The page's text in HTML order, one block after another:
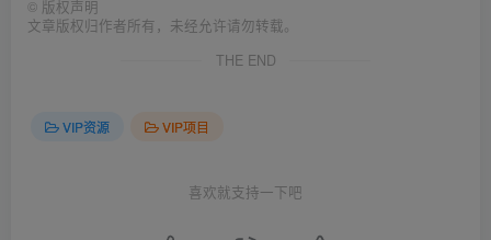
© 版权声明
文章版权归作者所有，未经允许请勿转载。
THE END
VIP资源 VIP项目
喜欢就支持一下吧